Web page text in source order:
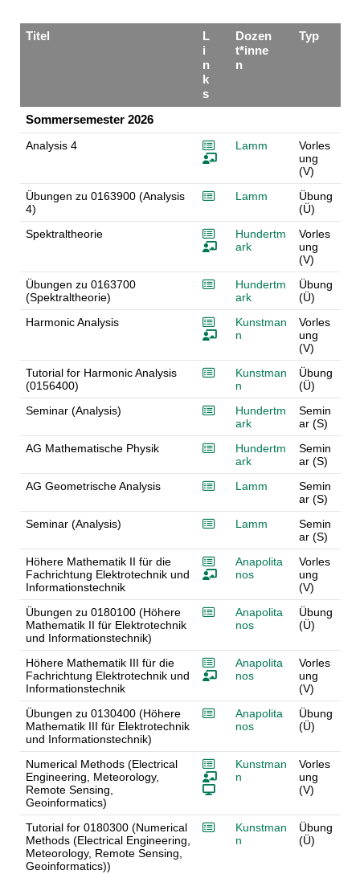
Titel
L
i
n
k
s
Dozen
t*inne
n
Typ
Sommersemester 2026
Analysis 4 Lamm
Vorles
ung
(V)
Übungen zu 0163900 (Analysis
4)
Lamm
Übung
(Ü)
Spektraltheorie
Hundertm
ark
Vorles
ung
(V)
Übungen zu 0163700
(Spektraltheorie)
Hundertm
ark
Übung
(Ü)
Harmonic Analysis
Kunstman
n
Vorles
ung
(V)
Tutorial for Harmonic Analysis
(0156400)
Kunstman
n
Übung
(Ü)
Seminar (Analysis)
Hundertm
ark
Semin
ar (S)
AG Mathematische Physik
Hundertm
ark
Semin
ar (S)
AG Geometrische Analysis
Lamm
Semin
ar (S)
Seminar (Analysis)
Lamm
Semin
ar (S)
Höhere Mathematik II für die
Fachrichtung Elektrotechnik und
Informationstechnik
Anapolita
nos
Vorles
ung
(V)
Übungen zu 0180100 (Höhere
Mathematik II für Elektrotechnik
und Informationstechnik)
Anapolita
nos
Übung
(Ü)
Höhere Mathematik III für die
Fachrichtung Elektrotechnik und
Informationstechnik
Anapolita
nos
Vorles
ung
(V)
Übungen zu 0130400 (Höhere
Mathematik III für Elektrotechnik
und Informationstechnik)
Anapolita
nos
Übung
(Ü)
Numerical Methods (Electrical
Engineering, Meteorology,
Remote Sensing,
Geoinformatics)
Kunstman
n
Vorles
ung
(V)
Tutorial for 0180300 (Numerical
Methods (Electrical Engineering,
Meteorology, Remote Sensing,
Geoinformatics))
Kunstman
n
Übung
(Ü)